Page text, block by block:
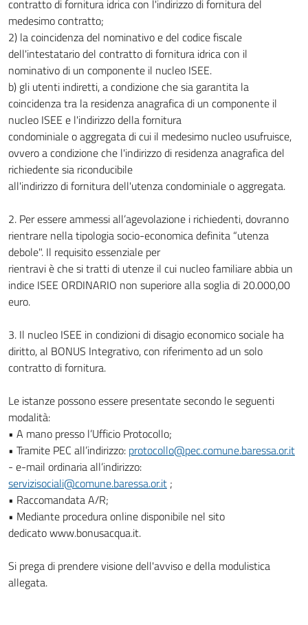
contratto di fornitura idrica con l'indirizzo di fornitura del
medesimo contratto;
2) la coincidenza del nominativo e del codice fiscale
dell'intestatario del contratto di fornitura idrica con il
nominativo di un componente il nucleo ISEE.
b) gli utenti indiretti, a condizione che sia garantita la
coincidenza tra la residenza anagrafica di un componente il
nucleo ISEE e l'indirizzo della fornitura
condominiale o aggregata di cui il medesimo nucleo usufruisce,
ovvero a condizione che l'indirizzo di residenza anagrafica del
richiedente sia riconducibile
all'indirizzo di fornitura dell'utenza condominiale o aggregata.
2. Per essere ammessi all’agevolazione i richiedenti, dovranno
rientrare nella tipologia socio-economica definita “utenza
debole". Il requisito essenziale per
rientravi è che si tratti di utenze il cui nucleo familiare abbia un
indice ISEE ORDINARIO non superiore alla soglia di 20.000,00
euro.
3. Il nucleo ISEE in condizioni di disagio economico sociale ha
diritto, al BONUS Integrativo, con riferimento ad un solo
contratto di fornitura.
Le istanze possono essere presentate secondo le seguenti
modalità:
• A mano presso l’Ufficio Protocollo;
• Tramite PEC all’indirizzo: protocollo@pec.comune.baressa.or.it
- e-mail ordinaria all’indirizzo:
servizisociali@comune.baressa.or.it ;
• Raccomandata A/R;
• Mediante procedura online disponibile nel sito
dedicato www.bonusacqua.it.
Si prega di prendere visione dell'avviso e della modulistica
allegata.